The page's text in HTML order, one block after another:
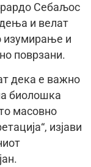
Себаљос
и велат
изумирање и
поврзани.
дека е важно
биолошка
масовно
изјави